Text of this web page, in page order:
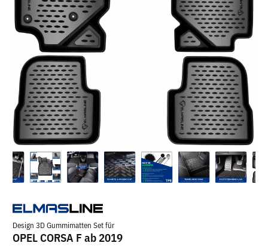
Design 3D Gummimatten Set für
OPEL CORSA F ab 2019